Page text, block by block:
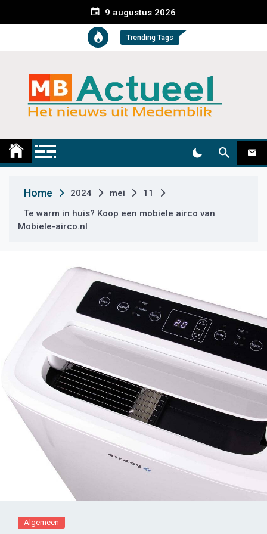
e
t
9 augustus 2026
Trending Tags
Medemblik Actueel
Home 2024 mei
11
Te warm in huis? Koop een mobiele airco van
Mobiele-airco.nl
Algemeen